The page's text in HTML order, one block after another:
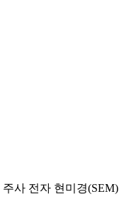
주사 전자 현미경(SEM)